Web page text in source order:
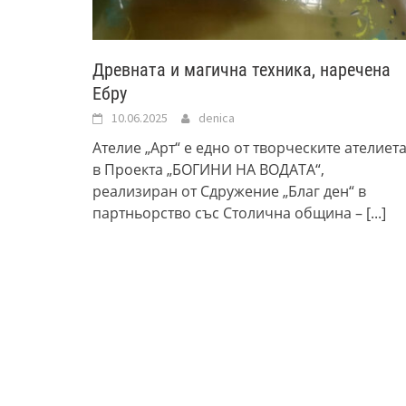
Древната и магична техника, наречена
Ебру
10.06.2025 denica
Ателие „Арт“ е едно от творческите ателиета
в Проекта „БОГИНИ НА ВОДАТА“,
реализиран от Сдружение „Благ ден“ в
партньорство със Столична община – [...]